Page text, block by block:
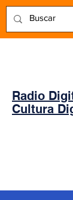
Radio
Cultura